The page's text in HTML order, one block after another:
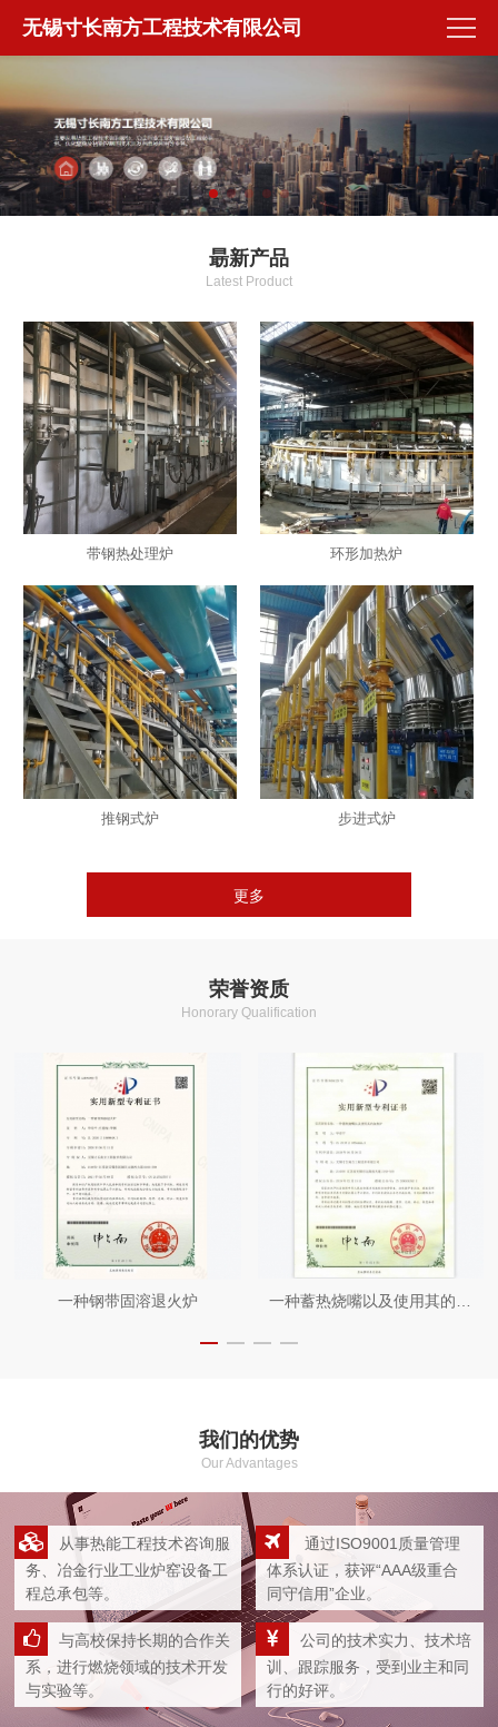
无锡寸长南方工程技术有限公司
朂新产品
Latest Product
带钢热处理炉 环形加热炉
推钢式炉 步进式炉
更多
荣誉资质
Honorary Qualification
一种钢带固溶退火炉
我们的优势
Our Advantages
从事热能工程技术咨询服
务、冶金行业工业炉窑设备工
程总承包等。
通过ISO9001质量管理
体系认证，获评“AAA级重合
同守信用”企业。
与高校保持长期的合作关
系，进行燃烧领域的技术开发
与实验等。
公司的技术实力、技术培
训、跟踪服务，受到业主和同
行的好评。